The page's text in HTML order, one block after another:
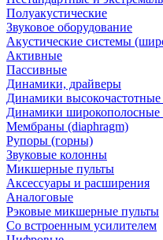
Полуакустические
Звуковое оборудование
Акустические системы
Активные
Пассивные
Динамики, драйверы
Динамики
Динамики широкополосные
Мембраны (diaphragm)
Рупоры (горны)
Звуковые колонны
Микшерные пульты
Аксессуары и расширения
Аналоговые
Рэковые микшерные пульты
Со встроенным усилителем